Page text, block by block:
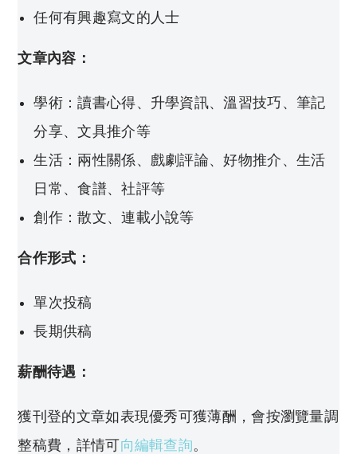
任何有興趣寫文的人士
文章內容：
學術：讀書心得、升學資訊、溫習技巧、筆記
分享、文具推介等
生活：兩性關係、戲劇評論、好物推介、生活
日常、食譜、社評等
創作：散文、連載小說等
合作形式：
單次投稿
長期供稿
薪酬待遇：
獲刊登的文章如表現優秀可獲薄酬，會按瀏覽量調
整稿費，詳情可向編輯查詢。